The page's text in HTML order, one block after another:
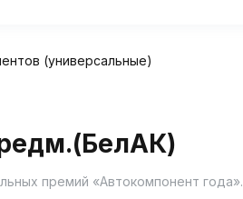
(универсальные)
премий «Автокомпонент года».